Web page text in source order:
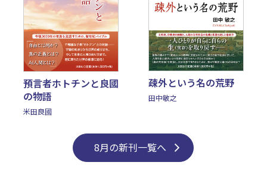
預言者ホトチンと良國
の物語
米田良國
疎外という名の荒野
田中敏之
8月の新刊一覧へ